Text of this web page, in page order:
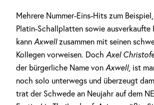
Mehrere Nummer-Eins-Hits zum
Platin-Schallplatten sowie ausverkaufte
kann Axwellzusammen mit seinen
Kollegen vorweisen. Doch Axel
der bürgerliche Name von Axwell, ist
noch solo unterwegs und überzeugt
trat der Schwede an Neujahr auf dem